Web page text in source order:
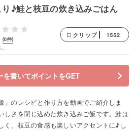
♪鮭と枝豆の炊き込みごはん
(0件)
クリップ 1552
を書いてポイントをGET
」のレシピと作り方を動画でご紹介しま
しさを閉じ込めた炊き込みご飯です。鮭は
く、枝豆の食感も楽しいアクセントに♪し